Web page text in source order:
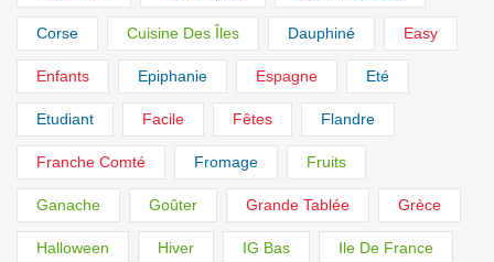
Corse Cuisine Des Îles Dauphiné Easy
Enfants Epiphanie Espagne Eté
Etudiant Facile Fêtes Flandre
Franche Comté Fromage Fruits
Ganache Goûter Grande Tablée Grèce
Halloween Hiver IG Bas Ile De France